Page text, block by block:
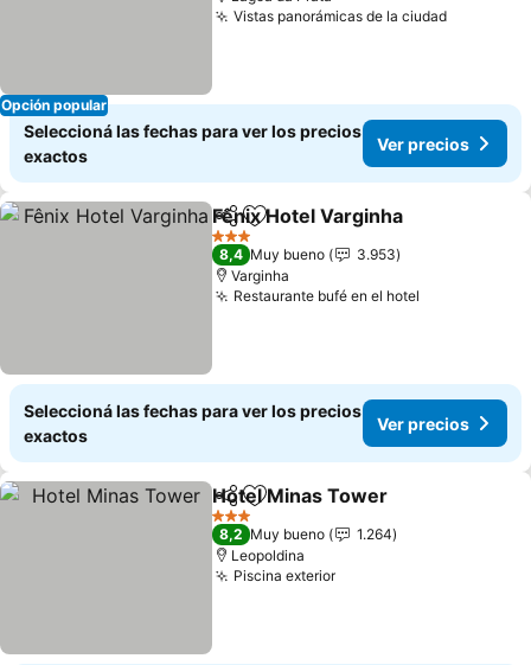
Opción popular
Vistas panorámicas de la ciudad
Seleccioná las fechas para ver los precios
exactos
Ver precios
CompartirAñadir a favoritos
Fênix Hotel Varginha
3 Estrellas
8,4 Muy bueno
3.953
Varginha
Restaurante bufé en el hotel
Seleccioná las fechas para ver los precios
exactos
Ver precios
CompartirAñadir a favoritos
Hotel Minas Tower
3 Estrellas
8,2 Muy bueno
1.264
Leopoldina
Piscina exterior